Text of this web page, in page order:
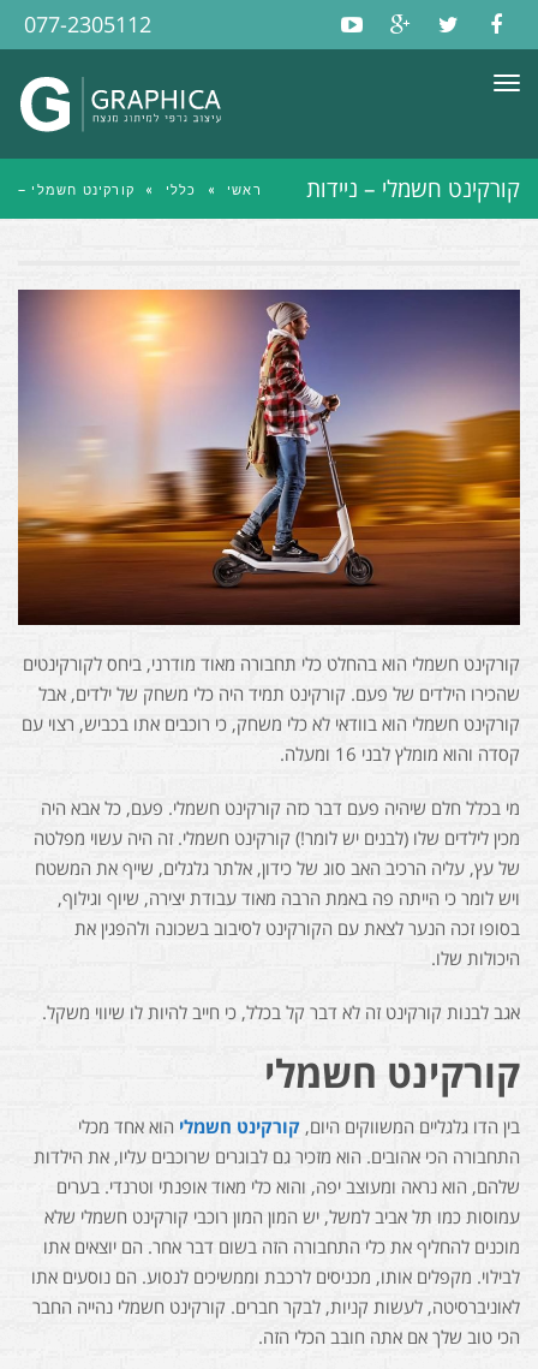
077-2305112
תפריט
קורקינט חשמלי – ניידות
ראשי » כללי » קורקינט חשמלי –
קורקינט חשמלי הוא בהחלט כלי תחבורה מאוד מודרני, ביחס לקורקינטים
שהכירו הילדים של פעם. קורקינט תמיד היה כלי משחק של ילדים, אבל
קורקינט חשמלי הוא בוודאי לא כלי משחק, כי רוכבים אתו בכביש, רצוי עם
קסדה והוא מומלץ לבני 16 ומעלה.
מי בכלל חלם שיהיה פעם דבר כזה קורקינט חשמלי. פעם, כל אבא היה
מכין לילדים שלו (לבנים יש לומר!) קורקינט חשמלי. זה היה עשוי מפלטה
של עץ, עליה הרכיב האב סוג של כידון, אלתר גלגלים, שייף את המשטח
ויש לומר כי הייתה פה באמת הרבה מאוד עבודת יצירה, שיוף וגילוף,
בסופו זכה הנער לצאת עם הקורקינט לסיבוב בשכונה ולהפגין את
היכולות שלו.
אגב לבנות קורקינט זה לא דבר קל בכלל, כי חייב להיות לו שיווי משקל.
קורקינט חשמלי
בין הדו גלגליים המשווקים היום, קורקינט חשמלי הוא אחד מכלי
התחבורה הכי אהובים. הוא מזכיר גם לבוגרים שרוכבים עליו, את הילדות
שלהם, הוא נראה ומעוצב יפה, והוא כלי מאוד אופנתי וטרנדי. בערים
עמוסות כמו תל אביב למשל, יש המון המון רוכבי קורקינט חשמלי שלא
מוכנים להחליף את כלי התחבורה הזה בשום דבר אחר. הם יוצאים אתו
לבילוי. מקפלים אותו, מכניסים לרכבת וממשיכים לנסוע. הם נוסעים אתו
לאוניברסיטה, לעשות קניות, לבקר חברים. קורקינט חשמלי נהייה החבר
הכי טוב שלך אם אתה חובב הכלי הזה.